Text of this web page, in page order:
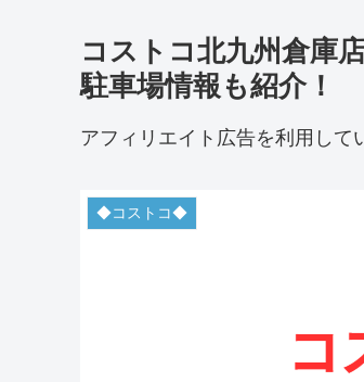
コストコ北九州倉庫
駐車場情報も紹介！
アフィリエイト広告を利用して
◆コストコ◆